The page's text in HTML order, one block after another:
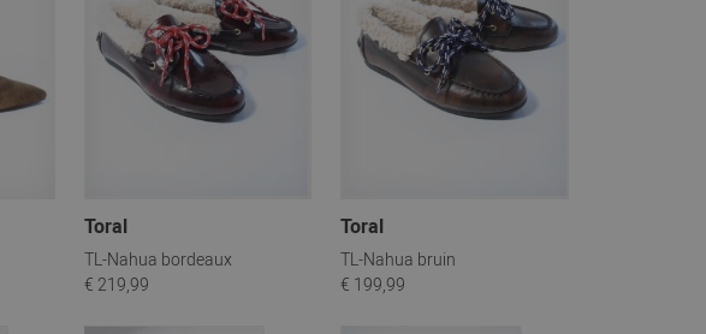
Toral
TL-Nahua bordeaux
€ 219,99
Toral
TL-Nahua bruin
€ 199,99